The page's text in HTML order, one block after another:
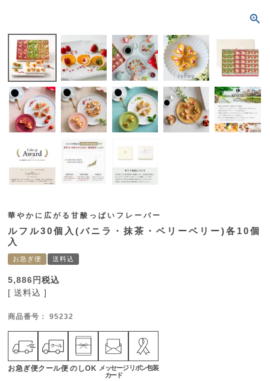
華やかに広がる甘酸っぱいフレーバー
ルフル30個入(バニラ・抹茶・ベリーベリー)各10個
入
お急ぎ便 送料込
5,886
税込
送料込
商品番号 95232
お急ぎ便クール便 のしOK
メッセージ
カード
リボン包装